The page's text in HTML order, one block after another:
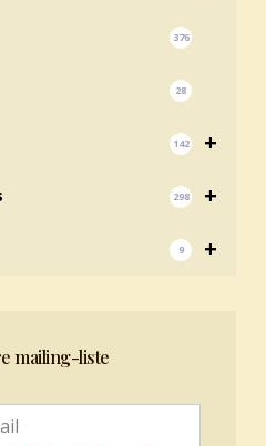
376
28
+
142
+
298
+
9
mailing-liste